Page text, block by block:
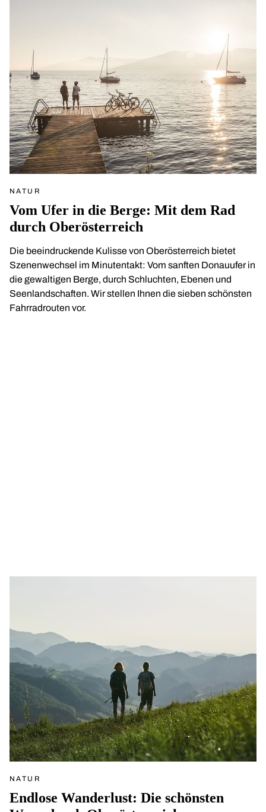
NATUR
Vom Ufer in die Berge: Mit dem Rad
durch Oberösterreich
Die beeindruckende Kulisse von Oberösterreich bietet
Szenenwechsel im Minutentakt: Vom sanften Donauufer in
die gewaltigen Berge, durch Schluchten, Ebenen und
Seenlandschaften. Wir stellen Ihnen die sieben schönsten
Fahrradrouten vor.
NATUR
Endlose Wanderlust: Die schönsten